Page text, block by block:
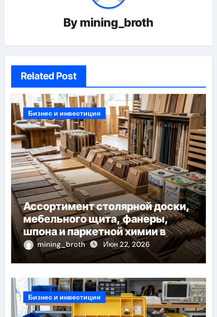
By mining_broth
Related Post
Бизнес и инвестиции
Ассортимент столярной доски,
мебельного щита, фанеры,
шпона и паркетной химии в
каталоге
mining_broth Июн 22, 2026
Бизнес и инвестиции